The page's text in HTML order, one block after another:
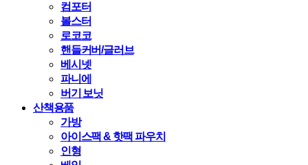
컴포터
볼스터
로코코
핸들커버/글러브
베시넷
파니에
버기 보닛
산책용품
가방
아이스팩 & 핫팩 파우치
인형